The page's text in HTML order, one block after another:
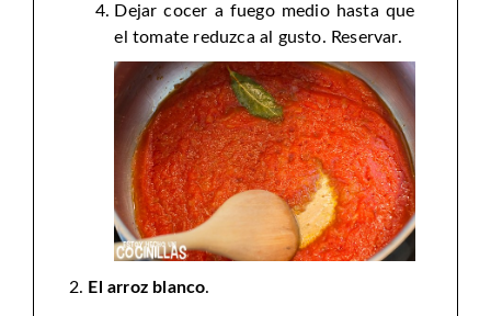
Dejar cocer a fuego medio hasta que
el tomate reduzca al gusto. Reservar.
El arroz blanco.